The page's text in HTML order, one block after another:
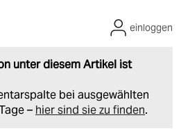
unter diesem Artikel ist
bei ausgewählten
– hier sind sie zu finden.
einloggen